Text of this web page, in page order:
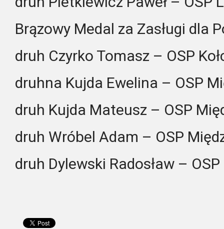
Brązowy Medal za Zasługi dla
druh Czyrko Tomasz – OSP
druhna Kujda Ewelina – OSP
druh Kujda Mateusz – OSP
druh Wróbel Adam – OSP
druh Dylewski Radosław –